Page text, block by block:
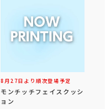
8月27日より順次登場予定
モンチッチフェイスクッシ
ョン